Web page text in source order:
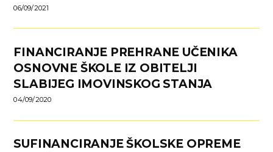
06/09/2021
FINANCIRANJE PREHRANE UČENIKA
OSNOVNE ŠKOLE IZ OBITELJI
SLABIJEG IMOVINSKOG STANJA
04/09/2020
SUFINANCIRANJE ŠKOLSKE OPREME